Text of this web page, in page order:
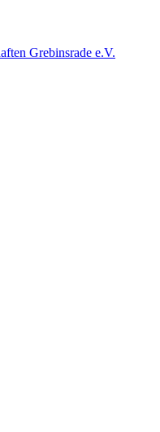
Grebinsrade e.V.